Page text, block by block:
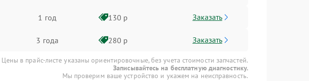
1 год 130 р Заказать
3 года 280 р Заказать
Цены в прайс-листе указаны ориентировочные, без учета стоимости запчастей.
Записывайтесь на бесплатную диагностику.
Мы проверим ваше устройство и укажем на неисправность.